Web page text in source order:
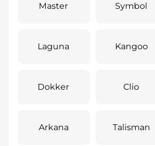
Master Symbol
Laguna Kangoo
Dokker Clio
Arkana Talisman